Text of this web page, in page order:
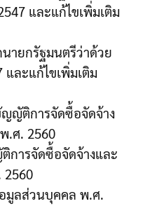
และแก้ไขเพิ่มเติม
ายกรัฐมนตรีว่าด้วย
ละแก้ไขเพิ่มเติม
ญัติการจัดซื้อจัดจ้าง
.ศ. 2560
ารจัดซื้อจัดจ้างและ
2560
มูลส่วนบุคคล พ.ศ.